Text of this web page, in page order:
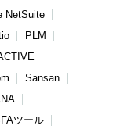
NetSuite
PLM
Sansan
ツール